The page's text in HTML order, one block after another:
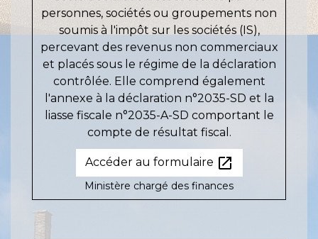
personnes, sociétés ou groupements non
soumis à l'impôt sur les sociétés (IS),
percevant des revenus non commerciaux
et placés sous le régime de la déclaration
contrôlée. Elle comprend également
l'annexe à la déclaration n°2035-SD et la
liasse fiscale n°2035-A-SD comportant le
compte de résultat fiscal.
Accéder au formulaire open_in_new
Ministère chargé des finances